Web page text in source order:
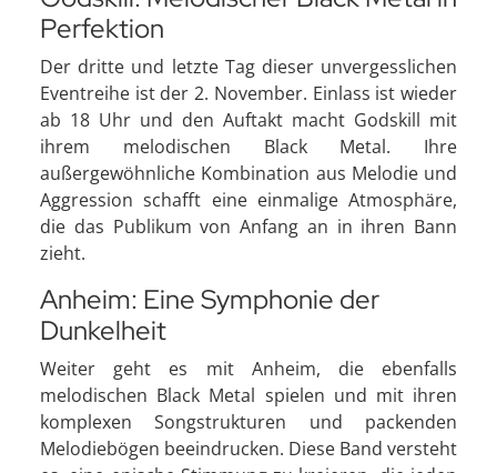
Perfektion
Der dritte und letzte Tag dieser unvergesslichen
Eventreihe ist der 2. November. Einlass ist wieder
ab 18 Uhr und den Auftakt macht Godskill mit
ihrem melodischen Black Metal. Ihre
außergewöhnliche Kombination aus Melodie und
Aggression schafft eine einmalige Atmosphäre,
die das Publikum von Anfang an in ihren Bann
zieht.
Anheim: Eine Symphonie der
Dunkelheit
Weiter geht es mit Anheim, die ebenfalls
melodischen Black Metal spielen und mit ihren
komplexen Songstrukturen und packenden
Melodiebögen beeindrucken. Diese Band versteht